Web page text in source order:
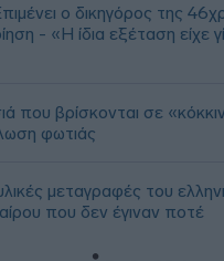
ο δικηγόρος της
- «Η ίδια εξέταση είχε
που βρίσκονται σε
φωτιάς
μεταγραφές του
που δεν έγιναν ποτέ